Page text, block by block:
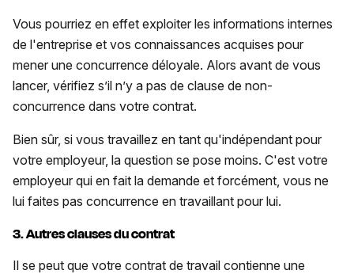
Vous pourriez en effet exploiter les informations internes
de l'entreprise et vos connaissances acquises pour
mener une concurrence déloyale. Alors avant de vous
lancer, vérifiez s’il n’y a pas de clause de non-
concurrence dans votre contrat.
Bien sûr, si vous travaillez en tant qu'indépendant pour
votre employeur, la question se pose moins. C'est votre
employeur qui en fait la demande et forcément, vous ne
lui faites pas concurrence en travaillant pour lui.
3. Autres clauses du contrat
Il se peut que votre contrat de travail contienne une